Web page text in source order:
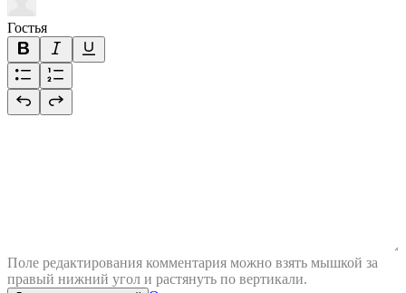
Гостья
Поле редактирования комментария можно взять мышкой за
правый нижний угол и растянуть по вертикали.